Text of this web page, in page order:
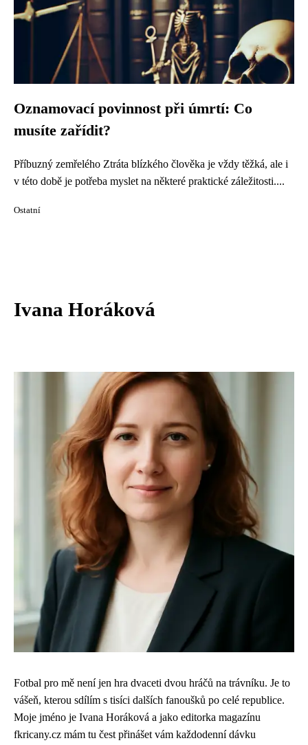
Oznamovací povinnost při úmrtí: Co
musíte zařídit?
Příbuzný zemřelého Ztráta blízkého člověka je vždy těžká, ale i
v této době je potřeba myslet na některé praktické záležitosti....
Ostatní
Ivana Horáková
Fotbal pro mě není jen hra dvaceti dvou hráčů na trávníku. Je to
vášeň, kterou sdílím s tisíci dalších fanoušků po celé republice.
Moje jméno je Ivana Horáková a jako editorka magazínu
fkricany.cz mám tu čest přinášet vám každodenní dávku